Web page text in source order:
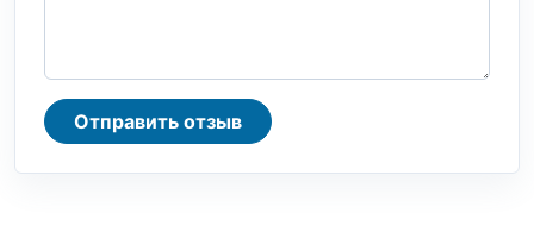
Отправить отзыв